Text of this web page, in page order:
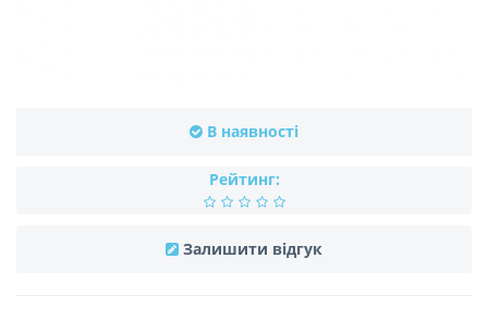
В наявності
Рейтинг:
Залишити відгук